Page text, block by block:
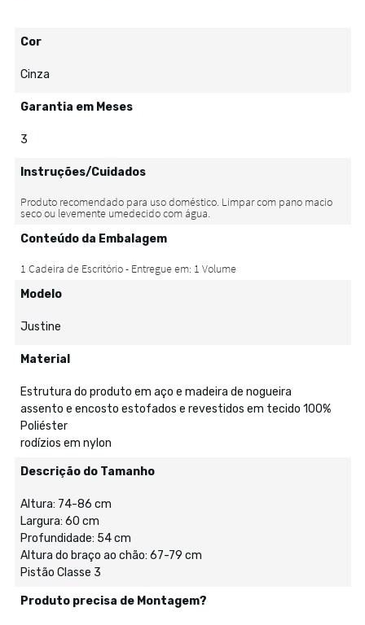
Cor
Cinza
Garantia em Meses
3
Instruções/Cuidados
Conteúdo da Embalagem
Modelo
Justine
Material
Estrutura do produto em aço e madeira de nogueira
assento e encosto estofados e revestidos em tecido 100%
Poliéster
rodízios em nylon
Descrição do Tamanho
Altura: 74-86 cm
Largura: 60 cm
Profundidade: 54 cm
Altura do braço ao chão: 67-79 cm
Pistão Classe 3
Produto precisa de Montagem?